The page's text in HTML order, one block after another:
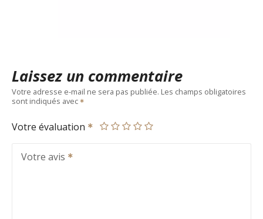
Laissez un commentaire
Votre adresse e-mail ne sera pas publiée. Les champs obligatoires
sont indiqués avec
Votre évaluation
Votre avis